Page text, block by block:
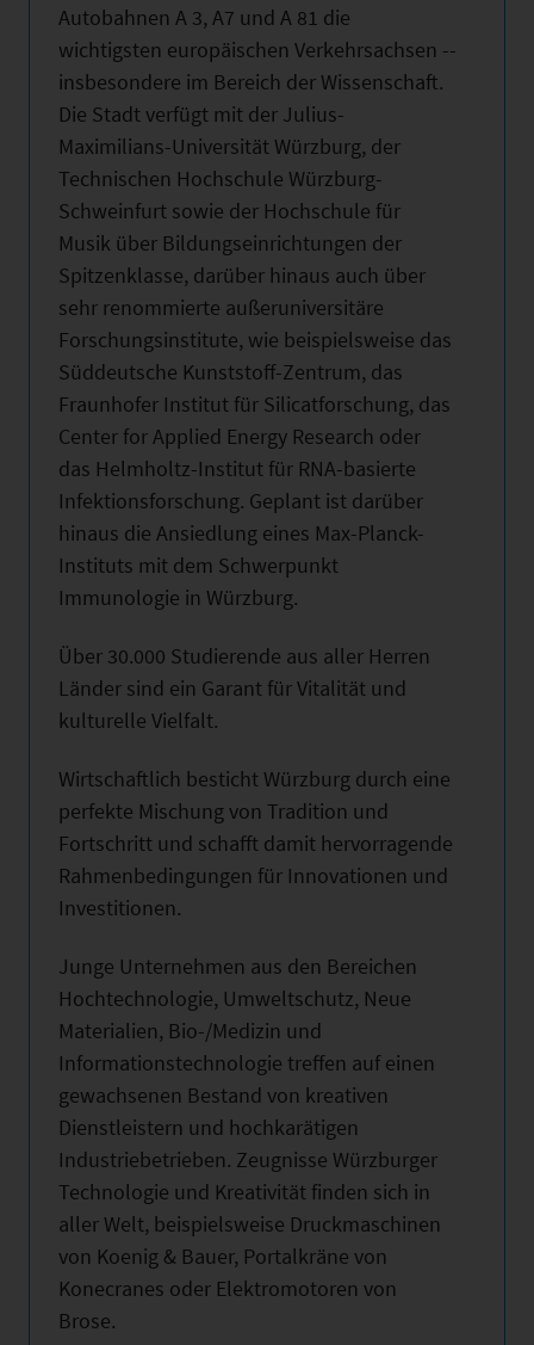
Autobahnen A 3, A7 und A 81 die
wichtigsten europäischen Verkehrsachsen --
insbesondere im Bereich der Wissenschaft.
Die Stadt verfügt mit der Julius-
Maximilians-Universität Würzburg, der
Technischen Hochschule Würzburg-
Schweinfurt sowie der Hochschule für
Musik über Bildungseinrichtungen der
Spitzenklasse, darüber hinaus auch über
sehr renommierte außeruniversitäre
Forschungsinstitute, wie beispielsweise das
Süddeutsche Kunststoff-Zentrum, das
Fraunhofer Institut für Silicatforschung, das
Center for Applied Energy Research oder
das Helmholtz-Institut für RNA-basierte
Infektionsforschung. Geplant ist darüber
hinaus die Ansiedlung eines Max-Planck-
Instituts mit dem Schwerpunkt
Immunologie in Würzburg.
Über 30.000 Studierende aus aller Herren
Länder sind ein Garant für Vitalität und
kulturelle Vielfalt.
Wirtschaftlich besticht Würzburg durch eine
perfekte Mischung von Tradition und
Fortschritt und schafft damit hervorragende
Rahmenbedingungen für Innovationen und
Investitionen.
Junge Unternehmen aus den Bereichen
Hochtechnologie, Umweltschutz, Neue
Materialien, Bio-/Medizin und
Informationstechnologie treffen auf einen
gewachsenen Bestand von kreativen
Dienstleistern und hochkarätigen
Industriebetrieben. Zeugnisse Würzburger
Technologie und Kreativität finden sich in
aller Welt, beispielsweise Druckmaschinen
von Koenig & Bauer, Portalkräne von
Konecranes oder Elektromotoren von
Brose.